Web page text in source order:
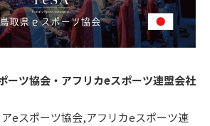
ーツ協会・アフリカeスポーツ連盟会社
eスポーツ協会,アフリカeスポーツ連